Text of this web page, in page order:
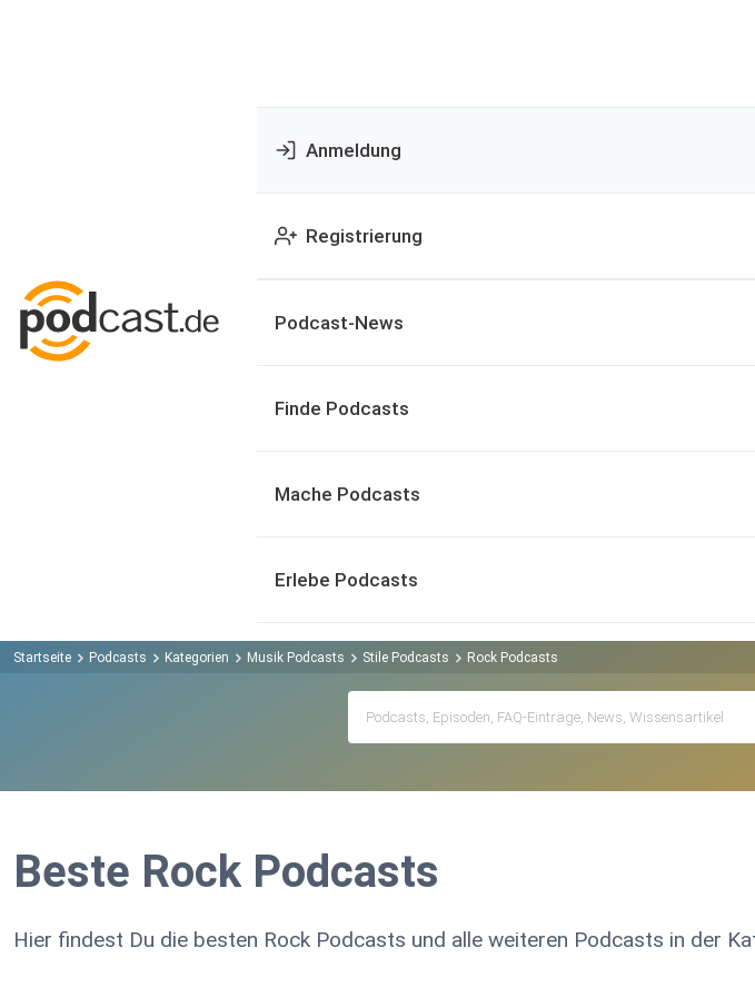
Anmeldung
Registrierung
Podcast-News
Finde Podcasts
Mache Podcasts
Erlebe Podcasts
Startseite Podcasts Kategorien Musik Podcasts Stile Podcasts Rock Podcasts
Beste Rock Podcasts
Hier findest Du die besten Rock Podcasts und alle weiteren Podcasts in der